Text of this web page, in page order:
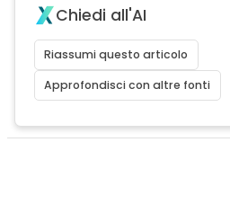
Chiedi all'AI
Riassumi questo articolo
Approfondisci con altre fonti